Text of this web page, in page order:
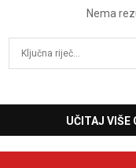
Nema
UČITAJ VIŠE